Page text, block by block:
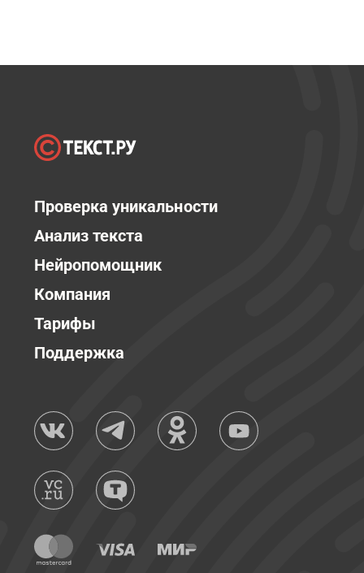
Проверка уникальности
Анализ текста
Нейропомощник
Компания
Тарифы
Поддержка